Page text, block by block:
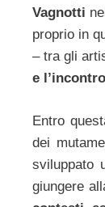
Vagnotti
proprio in
– tra gli
e
Entro
dei
sviluppato
giungere